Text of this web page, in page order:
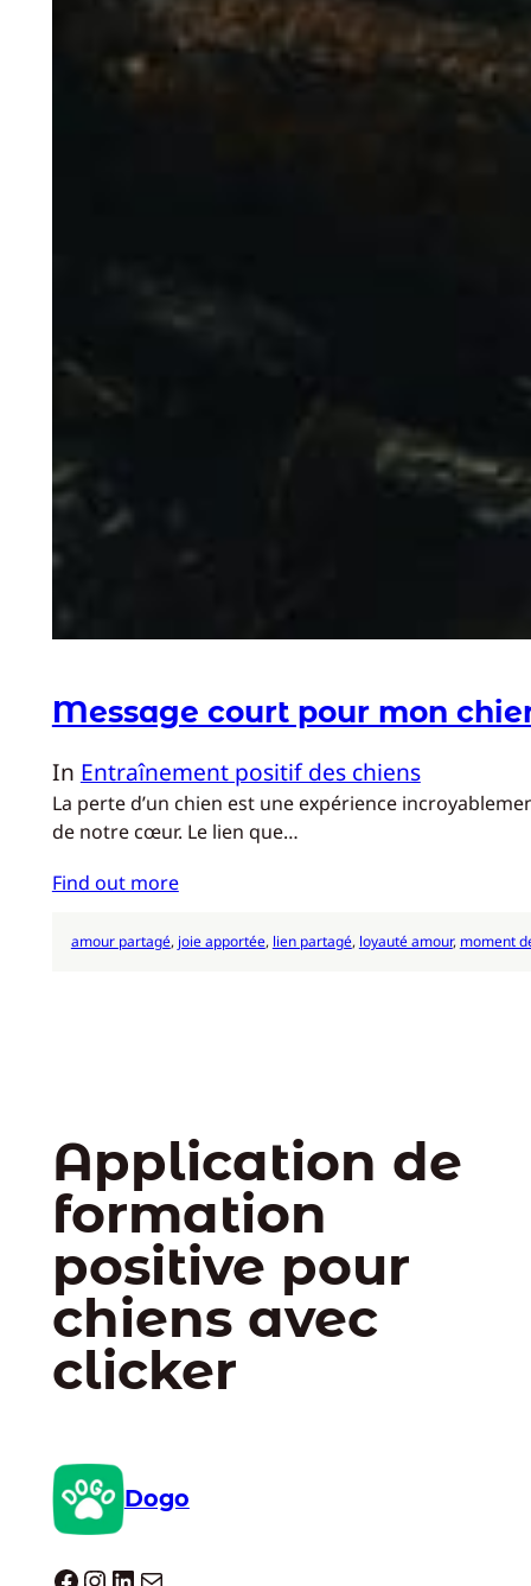
Message court pour mon
In Entraînement positif des chiens
La perte d’un chien est une expérience
de notre cœur. Le lien que…
Find out more
amour partagé, joie apportée, lien partagé, loyauté amour, moment
Application de
formation
positive pour
chiens avec
clicker
Dogo